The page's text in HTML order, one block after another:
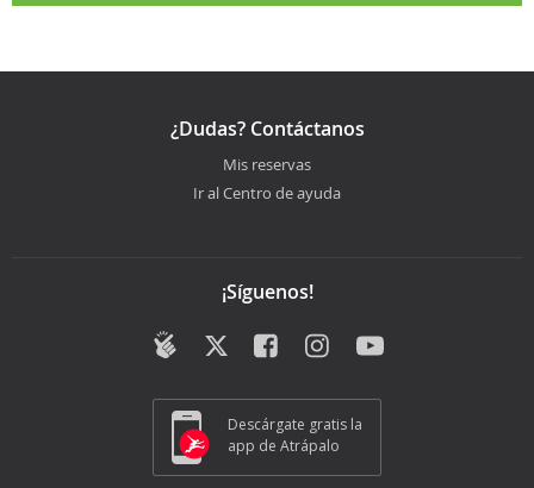
¿Dudas? Contáctanos
Mis reservas
Ir al Centro de ayuda
¡Síguenos!
Descárgate gratis la
app de Atrápalo